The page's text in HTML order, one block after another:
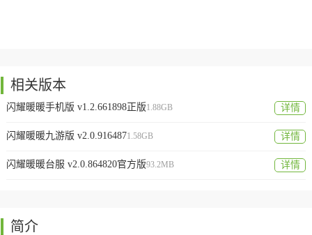
相关版本
闪耀暖暖手机版 v1.2.661898正版1.88GB 详情
闪耀暖暖九游版 v2.0.9164871.58GB 详情
闪耀暖暖台服 v2.0.864820官方版93.2MB 详情
简介